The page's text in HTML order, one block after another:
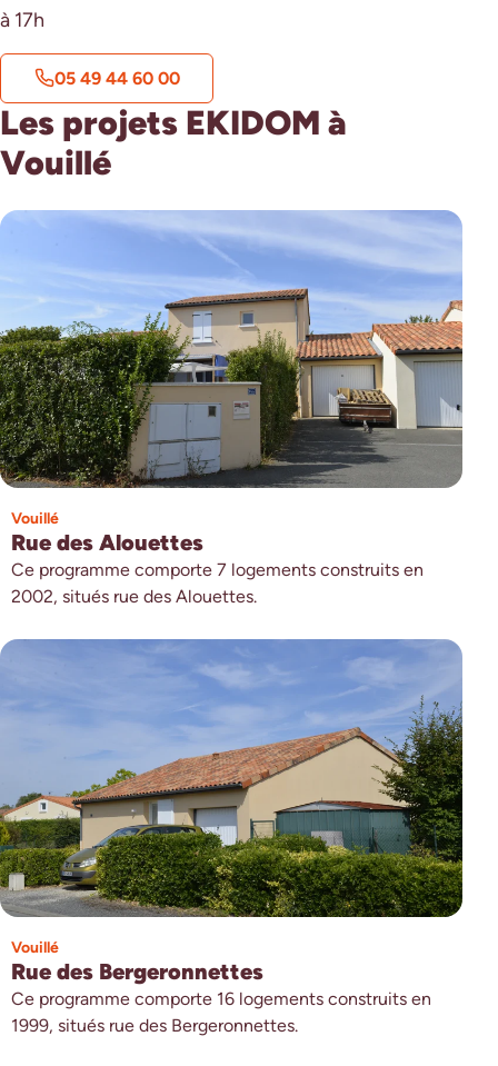
à 17h
05 49 44 60 00
Les projets EKIDOM à
Vouillé
Vouillé
Rue des Alouettes
Ce programme comporte 7 logements construits en
2002, situés rue des Alouettes.
Vouillé
Rue des Bergeronnettes
Ce programme comporte 16 logements construits en
1999, situés rue des Bergeronnettes.